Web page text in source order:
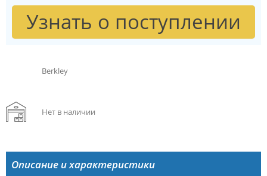
Узнать о поступлении
Berkley
Нет в наличии
Описание и характеристики